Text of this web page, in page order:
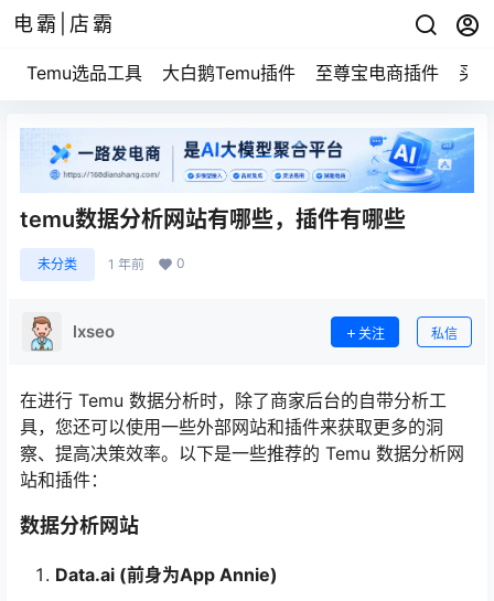
电霸|店霸
Temu选品工具 大白鹅Temu插件 至尊宝电商插件 买
temu数据分析网站有哪些，插件有哪些
未分类 1 年前 0
lxseo 关注 私信
在进行 Temu 数据分析时，除了商家后台的自带分析工
具，您还可以使用一些外部网站和插件来获取更多的洞
察、提高决策效率。以下是一些推荐的 Temu 数据分析网
站和插件：
数据分析网站
Data.ai (前身为App Annie)